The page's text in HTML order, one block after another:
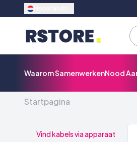
Waarom SamenwerkenNood
Startpagina
Vind kabels via apparaat